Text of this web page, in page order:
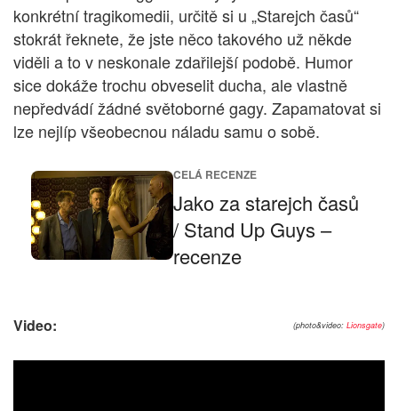
konkrétní tragikomedii, určitě si u „Starejch časů“
stokrát řeknete, že jste něco takového už někde
viděli a to v neskonale zdařilejší podobě. Humor
sice dokáže trochu obveselit ducha, ale vlastně
nepředvádí žádné světoborné gagy. Zapamatovat si
lze nejlíp všeobecnou náladu samu o sobě.
CELÁ RECENZE
Jako za starejch časů
/ Stand Up Guys –
recenze
(photo&video: Lionsgate)
Video: